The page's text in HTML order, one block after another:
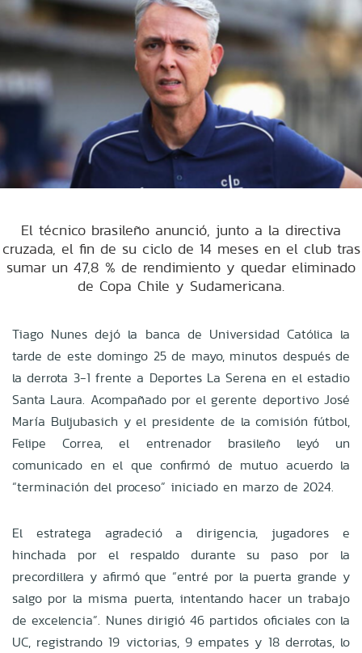
El técnico brasileño anunció, junto a la directiva
cruzada, el fin de su ciclo de 14 meses en el club tras
sumar un 47,8 % de rendimiento y quedar eliminado
de Copa Chile y Sudamericana.
Tiago Nunes dejó la banca de Universidad Católica la
tarde de este domingo 25 de mayo, minutos después de
la derrota 3-1 frente a Deportes La Serena en el estadio
Santa Laura. Acompañado por el gerente deportivo José
María Buljubasich y el presidente de la comisión fútbol,
Felipe Correa, el entrenador brasileño leyó un
comunicado en el que confirmó de mutuo acuerdo la
“terminación del proceso” iniciado en marzo de 2024.
El estratega agradeció a dirigencia, jugadores e
hinchada por el respaldo durante su paso por la
precordillera y afirmó que “entré por la puerta grande y
salgo por la misma puerta, intentando hacer un trabajo
de excelencia”. Nunes dirigió 46 partidos oficiales con la
UC, registrando 19 victorias, 9 empates y 18 derrotas, lo